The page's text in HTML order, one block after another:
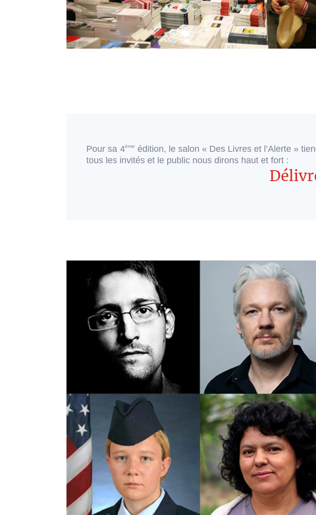
Pour sa 4ème édition, le salon « Des Livres et l’Alerte »
tous les invités et le public nous dirons haut et fort :